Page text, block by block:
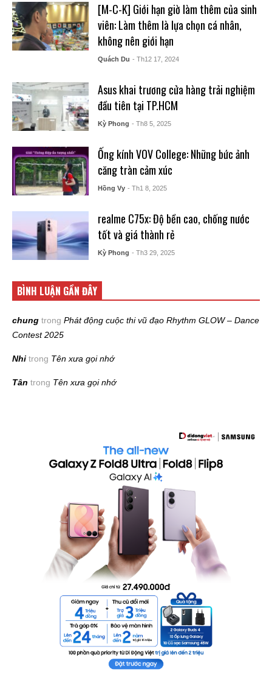
[M-C-K] Giới hạn giờ làm thêm của sinh
viên: Làm thêm là lựa chọn cá nhân,
không nên giới hạn
Quách Du - Th12 17, 2024
Asus khai trương cửa hàng trải nghiệm
đầu tiên tại TP.HCM
Kỳ Phong - Th8 5, 2025
Ống kính VOV College: Những bức ảnh
căng tràn cảm xúc
Hồng Vy - Th1 8, 2025
realme C75x: Độ bền cao, chống nước
tốt và giá thành rẻ
Kỳ Phong - Th3 29, 2025
BÌNH LUẬN GẦN ĐÂY
chung trong Phát động cuộc thi vũ đạo Rhythm GLOW – Dance
Contest 2025
Nhi trong Tên xưa gọi nhớ
Tân trong Tên xưa gọi nhớ